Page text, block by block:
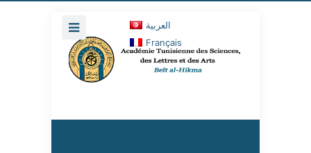
العربية
Français